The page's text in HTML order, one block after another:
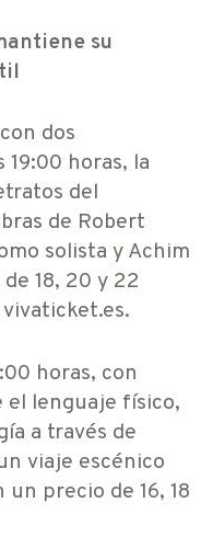
su
dos
19:00 horas, la
del
de Robert
solista y Achim
18, 20 y 22
horas, con
el lenguaje físico,
a través de
viaje escénico
precio de 16, 18